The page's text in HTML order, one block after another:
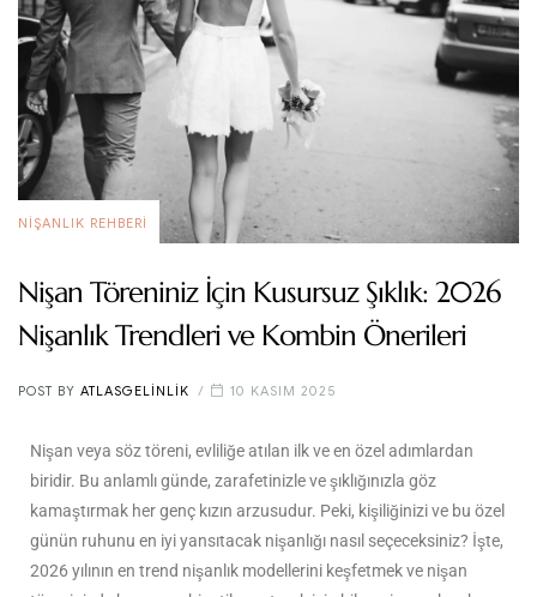
NIŞANLIK REHBERI
Nişan Töreniniz İçin Kusursuz Şıklık: 2026
Nişanlık Trendleri ve Kombin Önerileri
POST BY ATLASGELINLIK 10 KASIM 2025
Nişan veya söz töreni, evliliğe atılan ilk ve en özel adımlardan
biridir. Bu anlamlı günde, zarafetinizle ve şıklığınızla göz
kamaştırmak her genç kızın arzusudur. Peki, kişiliğinizi ve bu özel
günün ruhunu en iyi yansıtacak nişanlığı nasıl seçeceksiniz? İşte,
2026 yılının en trend nişanlık modellerini keşfetmek ve nişan